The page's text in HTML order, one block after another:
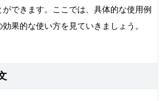
できます。ここでは、具体的な使用例
果的な使い方を見ていきましょう。